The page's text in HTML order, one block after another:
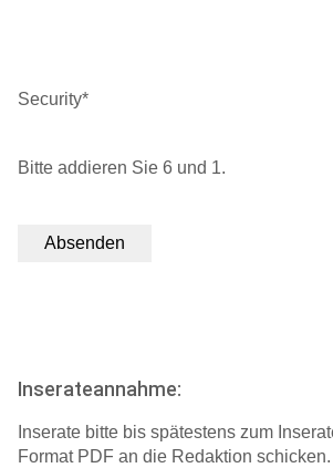
Security*
Bitte addieren Sie 6 und 1.
Absenden
Inserateannahme:
Inserate bitte bis spätestens zum
Format PDF an die Redaktion schicken.